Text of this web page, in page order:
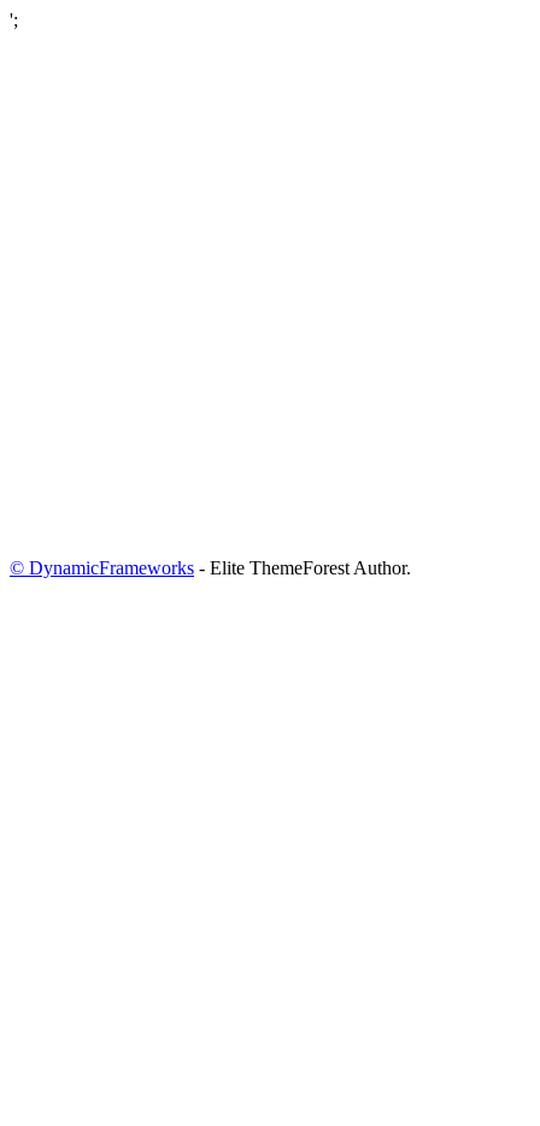
';
© DynamicFrameworks - Elite ThemeForest Author.